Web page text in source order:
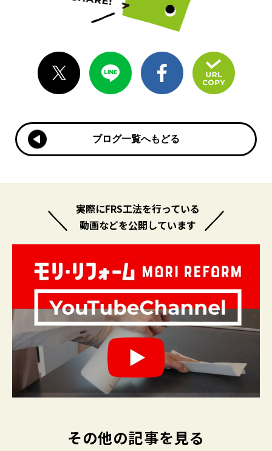
ブログ一覧へもどる
ブログ一覧へもどる
実際にFRS工法を行っている
動画などを公開しています
その他の記事を見る